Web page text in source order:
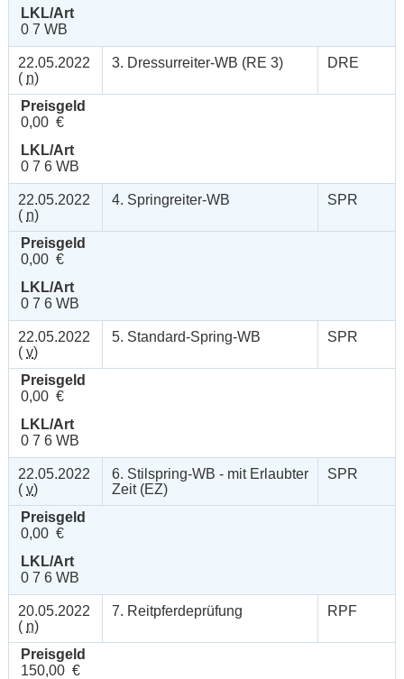
LKL/Art
0 7 WB
22.05.2022
( n)
3. Dressurreiter-WB (RE 3) DRE
Preisgeld
0,00 €
LKL/Art
0 7 6 WB
22.05.2022
( n)
4. Springreiter-WB SPR
Preisgeld
0,00 €
LKL/Art
0 7 6 WB
22.05.2022
( v)
5. Standard-Spring-WB SPR
Preisgeld
0,00 €
LKL/Art
0 7 6 WB
22.05.2022
( v)
6. Stilspring-WB - mit Erlaubter
Zeit (EZ)
SPR
Preisgeld
0,00 €
LKL/Art
0 7 6 WB
20.05.2022
( n)
7. Reitpferdeprüfung RPF
Preisgeld
150,00 €